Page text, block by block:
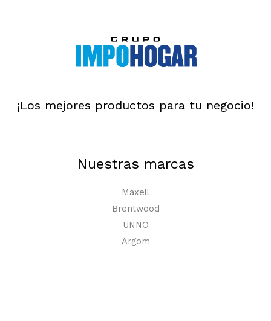
¡Los mejores productos para tu negocio!
Nuestras marcas
Maxell
Brentwood
UNNO
Argom